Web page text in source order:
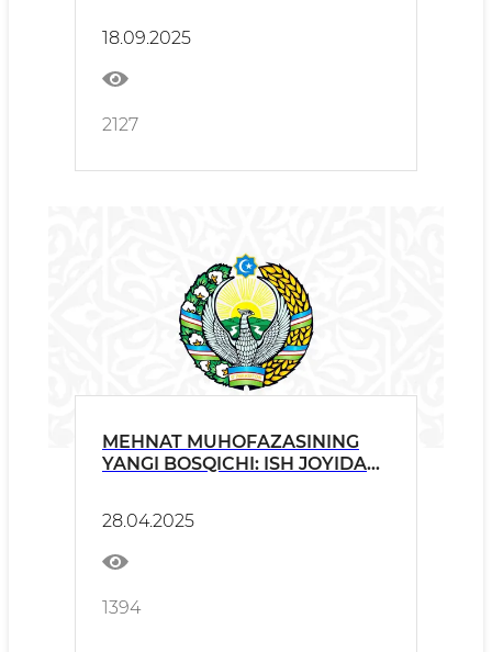
erishilgan natijalar
18.09.2025
2127
MEHNAT MUHOFAZASINING
YANGI BOSQICHI: ISH JOYIDA
MAVZUSIDAGI XALQARO
KONFERENSIYA.
28.04.2025
1394